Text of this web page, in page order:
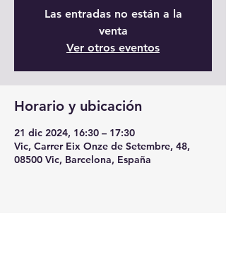
Las entradas no están a la
venta
Ver otros eventos
Horario y ubicación
21 dic 2024, 16:30 – 17:30
Vic, Carrer Eix Onze de Setembre, 48,
08500 Vic, Barcelona, España